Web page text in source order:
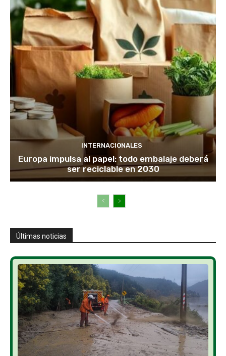
INTERNACIONALES
Europa impulsa al papel: todo embalaje deberá
ser reciclable en 2030
Últimas noticias